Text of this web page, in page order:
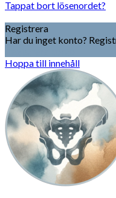
Tappat bort lösenordet?
Registrera
Har du inget konto?
Hoppa till innehåll